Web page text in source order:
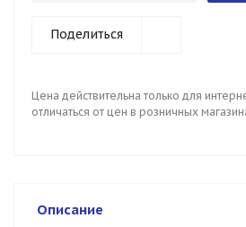
Поделиться
Цена действительна только для
отличаться от цен в розничных
Описание